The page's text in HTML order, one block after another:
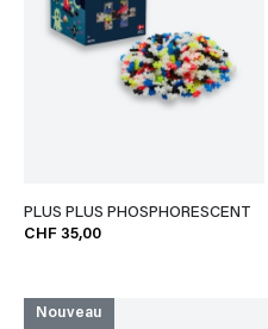
PLUS PLUS PHOSPHORESCENT
CHF 35,00
Nouveau